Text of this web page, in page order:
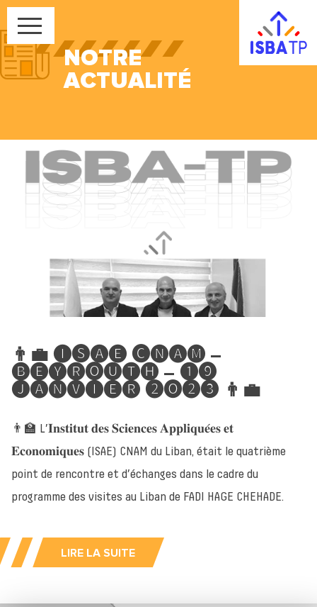
NOTRE
ACTUALITÉ
👨‍💼 🅘🅢🅐🅔 🅒🅝🅐🅜 –
🅑🅔🅨🅡🅞🅤🅣🅗 – ➊➒
🅙🅐🅝🅥🅘🅔🅡 ➋🅞➋➌ 👨‍💼
👨‍🏫 L’𝐈𝐧𝐬𝐭𝐢𝐭𝐮𝐭 𝐝𝐞𝐬 𝐒𝐜𝐢𝐞𝐧𝐜𝐞𝐬 𝐀𝐩𝐩𝐥𝐢𝐪𝐮𝐞́𝐞𝐬 𝐞𝐭
𝐄𝐜𝐨𝐧𝐨𝐦𝐢𝐪𝐮𝐞𝐬 (ISAE) CNAM du Liban, était le quatrième
point de rencontre et d’échanges dans le cadre du
programme des visites au Liban de FADI HAGE CHEHADE.
LIRE LA SUITE